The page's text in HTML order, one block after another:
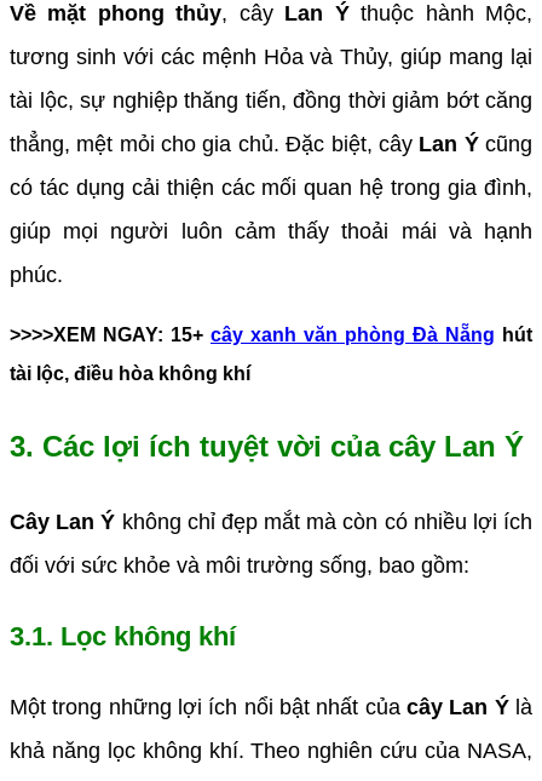
Về mặt phong thủy, cây Lan Ýthuộc hành Mộc,
tương sinh với các mệnh Hỏa và Thủy, giúp mang lại
tài lộc, sự nghiệp thăng tiến, đồng thời giảm bớt căng
thẳng, mệt mỏi cho gia chủ. Đặc biệt, cây Lan Ýcũng
có tác dụng cải thiện các mối quan hệ trong gia đình,
giúp mọi người luôn cảm thấy thoải mái và hạnh
phúc.
>>>>XEM NGAY: 15+ cây xanh văn phòng Đà Nẵng hút
tài lộc, điều hòa không khí
3. Các lợi ích tuyệt vời của cây Lan Ý
Cây Lan Ý không chỉ đẹp mắt mà còn có nhiều lợi ích
đối với sức khỏe và môi trường sống, bao gồm:
3.1. Lọc không khí
Một trong những lợi ích nổi bật nhất của cây Lan Ýlà
khả năng lọc không khí. Theo nghiên cứu của NASA,